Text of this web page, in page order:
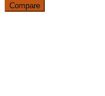
Compare